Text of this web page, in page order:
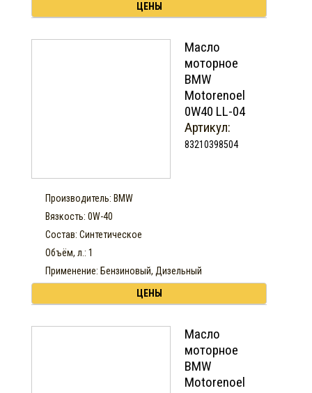
ЦЕНЫ
Масло
моторное
BMW
Motorenoel
0W40 LL-04
Артикул:
83210398504
Производитель: BMW
Вязкость: 0W-40
Состав: Синтетическое
Объём, л.: 1
Применение: Бензиновый, Дизельный
ЦЕНЫ
Масло
моторное
BMW
Motorenoel